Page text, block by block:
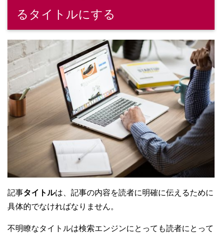
るタイトルにする
記事タイトルは、記事の内容を読者に明確に伝えるために
具体的でなければなりません。
不明瞭なタイトルは検索エンジンにとっても読者にとって